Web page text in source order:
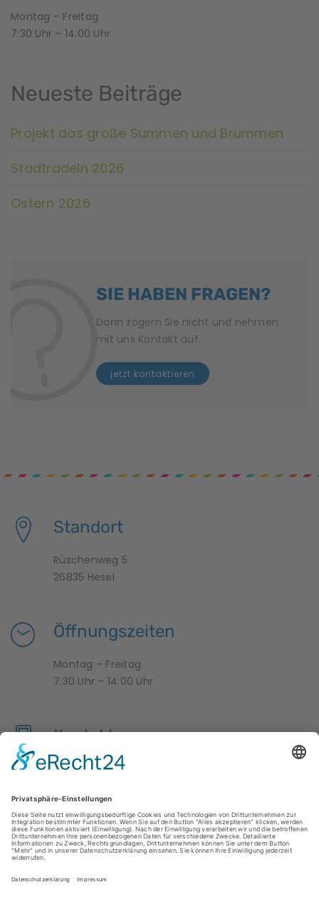
Montag – Freitag
7:30 Uhr – 14:00 Uhr
Neueste Beiträge
Projekt das große Summen und Brummen
Stadtradeln 2026
Ostern 2026
SIE HABEN FRAGEN?
Dann zögern Sie nicht und nehmen
mit uns Kontakt auf.
jetzt kontaktieren
Standort
Rüschenweg 5
26835 Hesel
Öffnungszeiten
Montag – Freitag
7:30 Uhr – 14:00 Uhr
Kontakt
04950 9958376